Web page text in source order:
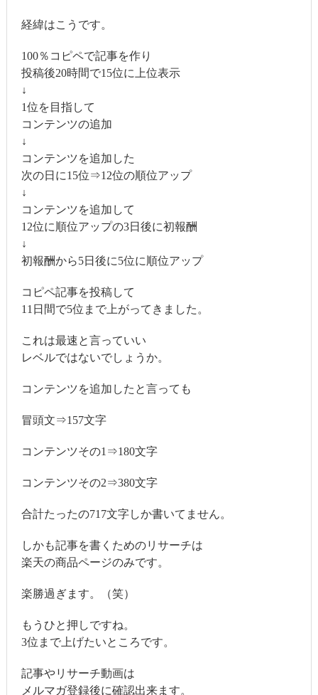
経緯はこうです。
100％コピペで記事を作り
投稿後20時間で15位に上位表示
↓
1位を目指して
コンテンツの追加
↓
コンテンツを追加した
次の日に15位⇒12位の順位アップ
↓
コンテンツを追加して
12位に順位アップの3日後に初報酬
↓
初報酬から5日後に5位に順位アップ
コピペ記事を投稿して
11日間で5位まで上がってきました。
これは最速と言っていい
レベルではないでしょうか。
コンテンツを追加したと言っても
冒頭文⇒157文字
コンテンツその1⇒180文字
コンテンツその2⇒380文字
合計たったの717文字しか書いてません。
しかも記事を書くためのリサーチは
楽天の商品ページのみです。
楽勝過ぎます。（笑）
もうひと押しですね。
3位まで上げたいところです。
記事やリサーチ動画は
メルマガ登録後に確認出来ます。